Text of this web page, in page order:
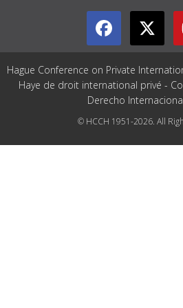
Hague Conference on Private
Haye de droit international privé -
Derecho
© HCCH 1951-2026. All